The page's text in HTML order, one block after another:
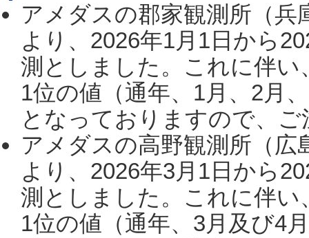
アメダスの郡家観測所（
より、2026年1月1日から
測としました。これに伴い
1位の値（通年、1月、2月
となっておりますので、
アメダスの高野観測所（
より、2026年3月1日から
測としました。これに伴い
1位の値（通年、3月及び4